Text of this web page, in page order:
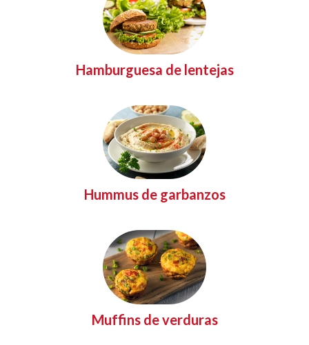
Hamburguesa de lentejas
Hummus de garbanzos
Muffins de verduras